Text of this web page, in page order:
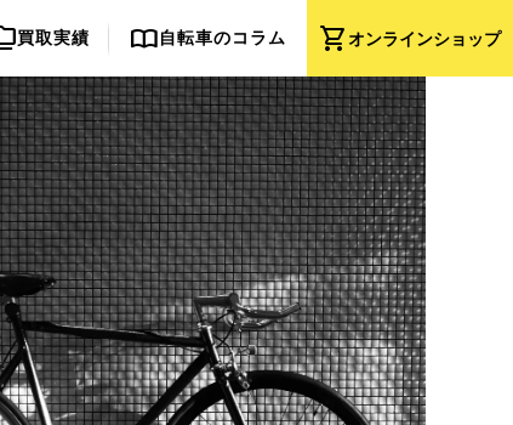
shopping_cartオンラインショップ
買取実績 import_contacts自転車のコラム